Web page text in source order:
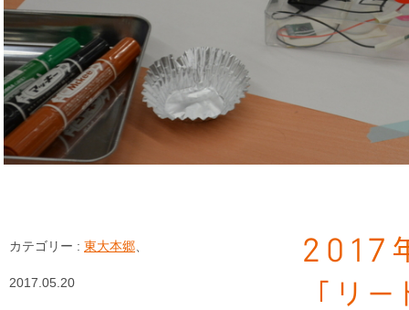
2017
「リ
カテゴリー : 東大本郷
2017.05.20